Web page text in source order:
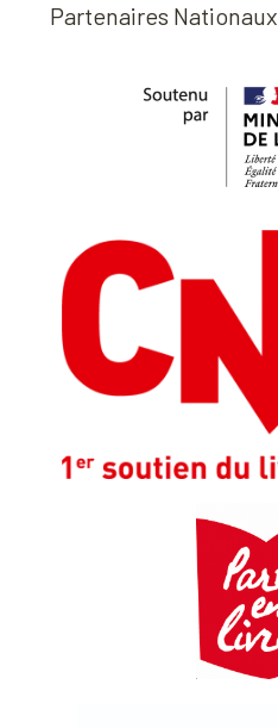
Partenaires Nationaux